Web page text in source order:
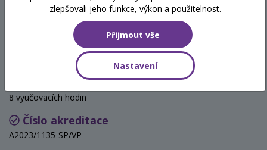
opatrovníků při
poskytování sociální služby
Hodinová dotace
8 vyučovacích hodin
Číslo akreditace
A2023/1135-SP/VP
zlepšovali jeho funkce, výkon a použitelnost.
Přijmout vše
Nastavení